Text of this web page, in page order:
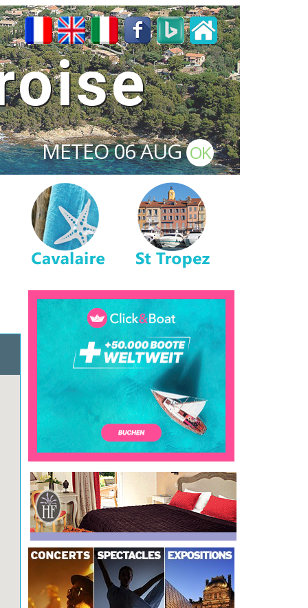
METEO06 AUGOK